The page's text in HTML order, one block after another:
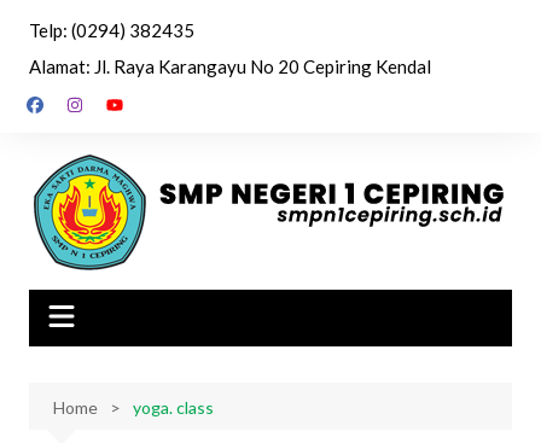
content
Telp: (0294) 382435
Alamat: Jl. Raya Karangayu No 20 Cepiring Kendal
Home yoga. class